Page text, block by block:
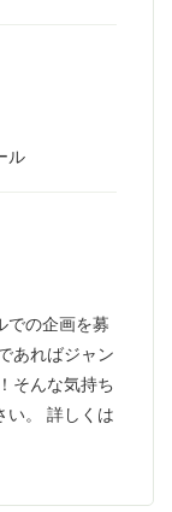
ル
での企画を募
あればジャン
そんな気持ち
い。 詳しくは